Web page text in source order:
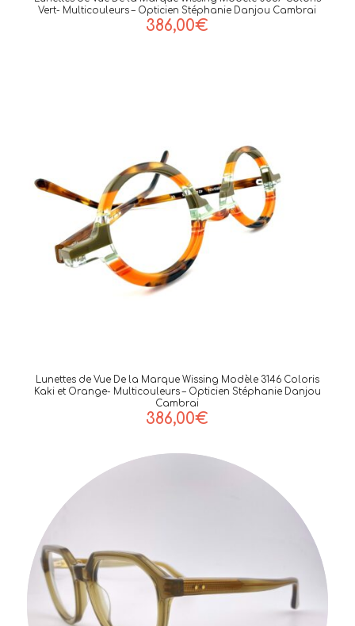
Vert- Multicouleurs – Opticien Stéphanie Danjou Cambrai
386,00€
Lunettes de Vue De la Marque Wissing Modèle 3146 Coloris
Kaki et Orange- Multicouleurs – Opticien Stéphanie Danjou
Cambrai
386,00€